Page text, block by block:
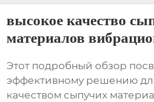
высокое качество
материалов
Этот подробный обзор
эффективному решению
качеством сыпучих